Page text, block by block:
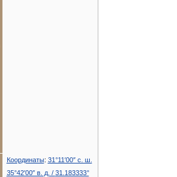
Координаты: 31°11′00″ с. ш.
35°42′00″ в. д. / 31.183333°